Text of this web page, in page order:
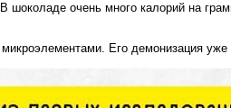
очень много калорий на
Его демонизация